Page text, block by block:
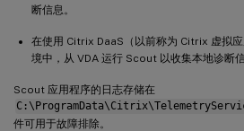
断信息。
在使用 Citrix DaaS（以前称为 Citrix 虚拟
境中，从 VDA 运行 Scout 以收集本地诊断信
Scout 应用程序的日志存储在
件可用于故障排除。